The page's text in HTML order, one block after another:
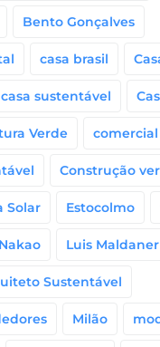
Bento Gonçalves
casa brasil
casa sustentável
Verde comercial
Construção
Solar Estocolmo
Luis Maldaner
Sustentável
Milão